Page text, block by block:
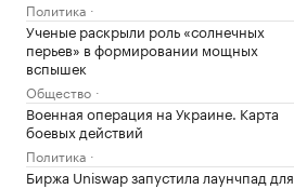
Политика
Ученые раскрыли роль «солнечных
перьев» в формировании мощных
вспышек
Общество
Военная операция на Украине. Карта
боевых действий
Политика
Биржа Uniswap запустила лаунчпад для